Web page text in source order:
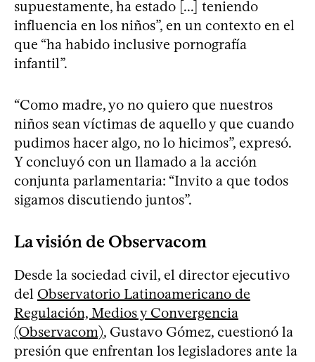
supuestamente, ha estado [...] teniendo
influencia en los niños”, en un contexto en el
que “ha habido inclusive pornografía
infantil”.
“Como madre, yo no quiero que nuestros
niños sean víctimas de aquello y que cuando
pudimos hacer algo, no lo hicimos”, expresó.
Y concluyó con un llamado a la acción
conjunta parlamentaria: “Invito a que todos
sigamos discutiendo juntos”.
La visión de Observacom
Desde la sociedad civil, el director ejecutivo
del Observatorio Latinoamericano de
Regulación, Medios y Convergencia
(Observacom), Gustavo Gómez, cuestionó la
presión que enfrentan los legisladores ante la